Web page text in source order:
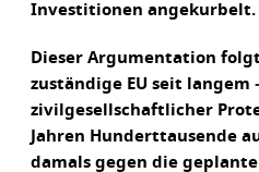
Investitionen angekurbelt.
Dieser Argumentation
zuständige EU seit langem
zivilgesellschaftlicher
Jahren Hunderttausende
damals gegen die